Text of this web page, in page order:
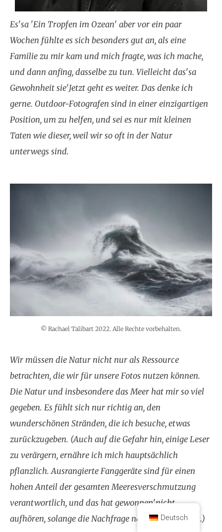
Es'sa 'Ein Tropfen im Ozean' aber vor ein paar
Wochen fühlte es sich besonders gut an, als eine
Familie zu mir kam und mich fragte, was ich mache,
und dann anfing, dasselbe zu tun. Vielleicht das'sa
Gewohnheit sie'Jetzt geht es weiter. Das denke ich
gerne. Outdoor-Fotografen sind in einer einzigartigen
Position, um zu helfen, und sei es nur mit kleinen
Taten wie dieser, weil wir so oft in der Natur
unterwegs sind.
© Rachael Talibart 2022. Alle Rechte vorbehalten.
Wir müssen die Natur nicht nur als Ressource
betrachten, die wir für unsere Fotos nutzen können.
Die Natur und insbesondere das Meer hat mir so viel
gegeben. Es fühlt sich nur richtig an, den
wunderschönen Stränden, die ich besuche, etwas
zurückzugeben. (Auch auf die Gefahr hin, einige Leser
zu verärgern, ernähre ich mich hauptsächlich
pflanzlich. Ausrangierte Fanggeräte sind für einen
hohen Anteil der gesamten Meeresverschmutzung
verantwortlich, und das hat gewonnen'nicht
aufhören, solange die Nachfrage nach Fisch besteht.)
Deutsch